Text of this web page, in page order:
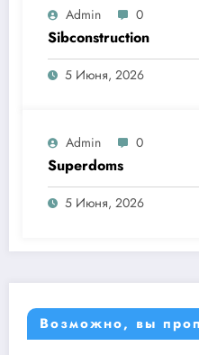
Admin 0
Sibconstruction
5 Июня, 2026
Admin 0
Superdoms
5 Июня, 2026
Возможно, вы